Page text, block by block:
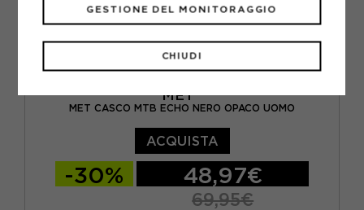
MET
MET CASCO MTB ECHO NERO OPACO UOMO
ACQUISTA
-30% 48,97€
69,95€
CHIUDI
GESTIONE DEL MONITORAGGIO